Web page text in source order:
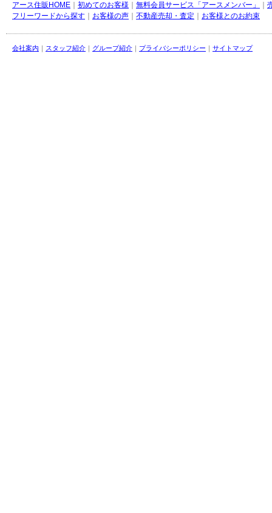
アース住販HOME 初めてのお客様 無料会員サービス「アースメンバー」
フリーワードから探す
お客様の声 不動産売却・査定 お客様とのお約束
会社案内 ｜ スタッフ紹介 ｜ グループ紹介 ｜ プライバシーポリシー ｜ サイトマップ